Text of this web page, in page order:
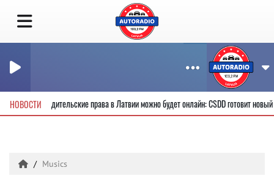
НОВОСТИновые водительские права в Латвии можно будет онлайн: CSDD готовит
Musics